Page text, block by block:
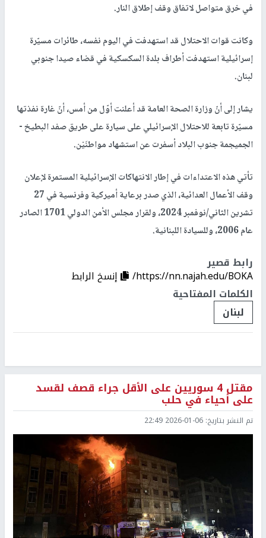
في خرق متواصل لاتفاق وقف إطلاق النار.
وكانت قوات الاحتلال قد استهدفت في اليوم نفسه، طائرات مسيّرة
إسرائيلية استهدفت أطراف بلدة السكسكية في قضاء صيدا جنوبي
لبنان.
يشار إلى أنّ وزارة الصحة العامة قد أعلنت أوّل من أمس، أنّ غارة نفذتها
مسيّرة تابعة للاحتلال الإسرائيلي على سيارة على طريق صفد البطيخ -
الجميجمة جنوب البلاد أسفرت عن استشهاد مواطنَيْن.
تأتي هذه الاعتداءات في إطار الانتهاكات الإسرائيلية المستمرة لإعلان
وقف الأعمال العدائية، الذي صدر برعاية أميركية وفرنسية في 27
تشرين الثاني/نوفمبر 2024، ولقرار مجلس الأمن الدولي 1701 الصادر
عام 2006، وللسيادة اللبنانية.
رابط قصير
https://nn.najah.edu/BOKA/
إنسخ الرابط
الكلمات المفتاحية
لبنان
مقتل 4 سوريين على الأقل جراء قصف لقسد
على أحياء في حلب
تم النشر بتاريخ: 2026-01-06 22:49